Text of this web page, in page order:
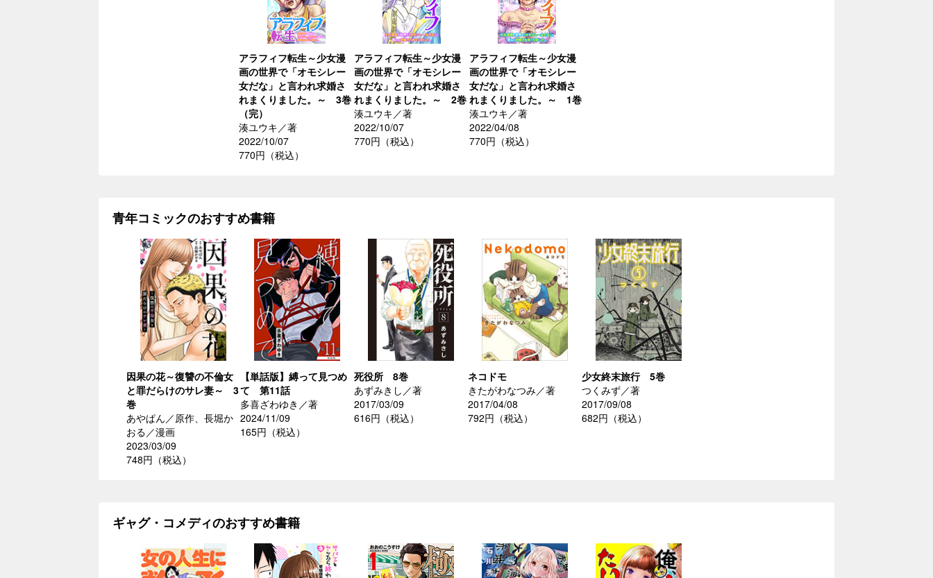
アラフィフ転生～少女漫
画の世界で「オモシレー
女だな」と言われ求婚さ
れまくりました。～ 3巻
（完）
湊ユウキ／著
2022/10/07
770円（税込）
アラフィフ転生～少女漫
画の世界で「オモシレー
女だな」と言われ求婚さ
れまくりました。～ 2巻
湊ユウキ／著
2022/10/07
770円（税込）
アラフィフ転生～少女漫
画の世界で「オモシレー
女だな」と言われ求婚さ
れまくりました。～ 1巻
湊ユウキ／著
2022/04/08
770円（税込）
青年コミックのおすすめ書籍
因果の花～復讐の不倫女
と罪だらけのサレ妻～ 3
巻
あやぱん／原作、長堀か
おる／漫画
2023/03/09
748円（税込）
【単話版】縛って見つめ
て 第11話
多喜ざわゆき／著
2024/11/09
165円（税込）
死役所 8巻
あずみきし／著
2017/03/09
616円（税込）
ネコドモ
きたがわなつみ／著
2017/04/08
792円（税込）
少女終末旅行 5巻
つくみず／著
2017/09/08
682円（税込）
ギャグ・コメディのおすすめ書籍